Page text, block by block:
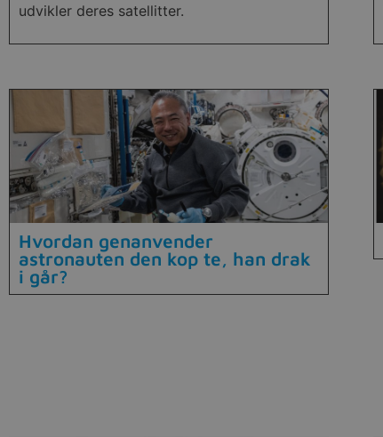
udvikler deres satellitter.
Hvordan genanvender
astronauten den kop te, han drak
i går?